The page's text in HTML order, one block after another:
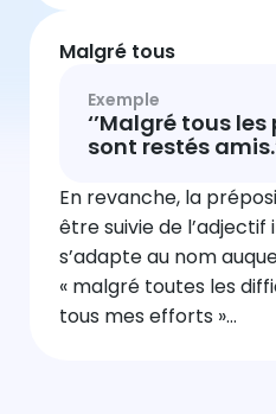
Malgré tous
Exemple
‘’Malgré tous
sont restés
En revanche, la
être suivie de l’adjectif
s’adapte au nom
« malgré toutes les
tous mes efforts »…